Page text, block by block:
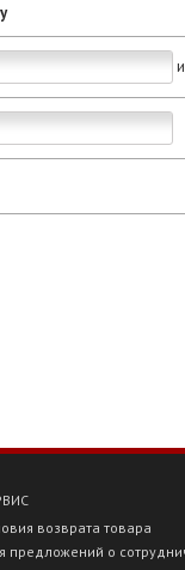
возврата товара
предложений о